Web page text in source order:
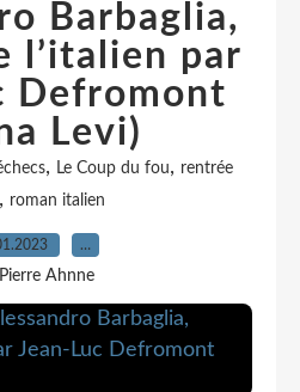
Barbaglia,
l’italien par
Defromont
Levi)
, Le Coup du fou, rentrée
roman italien
…
Ahnne